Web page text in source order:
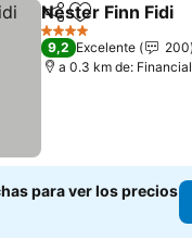
Compartir
Añadir a
Nester Finn Fidi
4 Estrellas
9,2 Excelente
200
a 0.3 km de:
para ver los precios